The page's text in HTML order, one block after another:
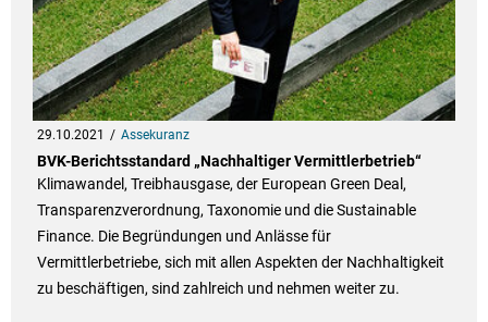
29.10.2021 Assekuranz
BVK-Berichtsstandard „Nachhaltiger Vermittlerbetrieb“
Klimawandel, Treibhausgase, der European Green Deal,
Transparenzverordnung, Taxonomie und die Sustainable
Finance. Die Begründungen und Anlässe für
Vermittlerbetriebe, sich mit allen Aspekten der Nachhaltigkeit
zu beschäftigen, sind zahlreich und nehmen weiter zu.